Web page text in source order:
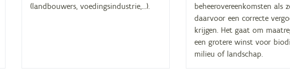
(landbouwers, voedingsindustrie,…).
beheerovereenkomsten als
daarvoor een correcte
krijgen. Het gaat om
een grotere winst voor
milieu of landschap.